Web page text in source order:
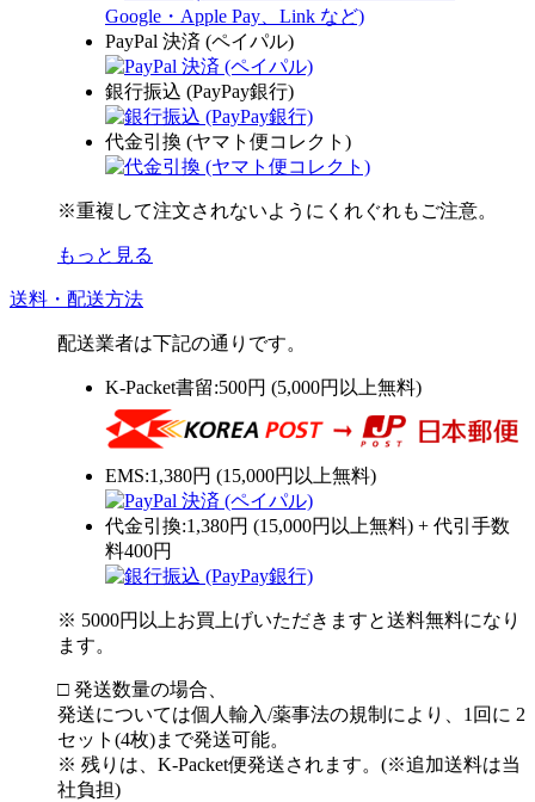
PayPal 決済 (ペイパル)
銀行振込 (PayPay銀行)
代金引換 (ヤマト便コレクト)
※重複して注文されないようにくれぐれもご注意。
もっと見る
送料・配送方法
配送業者は下記の通りです。
K-Packet書留:500円 (5,000円以上無料)
EMS:1,380円 (15,000円以上無料)
代金引換:1,380円 (15,000円以上無料) + 代引手数
料400円
※ 5000円以上お買上げいただきますと送料無料になり
ます。
□ 発送数量の場合、
発送については個人輸入/薬事法の規制により、1回に 2
セット(4枚)まで発送可能。
※ 残りは、K-Packet便発送されます。(※追加送料は当
社負担)